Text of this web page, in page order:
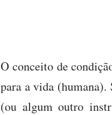
O conceito de
para a vida
(ou algum outro